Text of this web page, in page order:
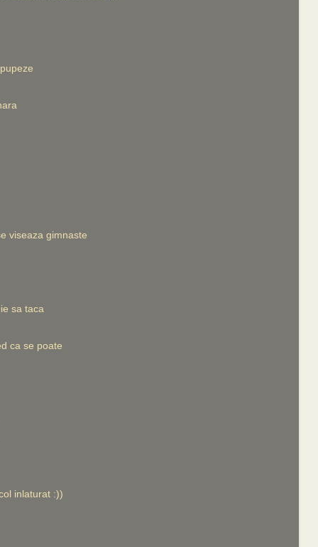
viseaza gimnaste
sa taca
ca se poate
inlaturat :))